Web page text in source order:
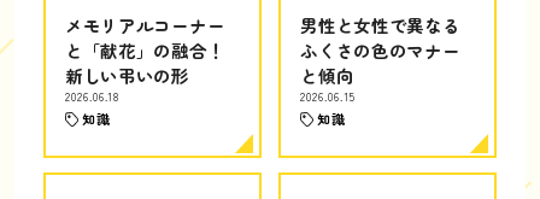
メモリアルコーナー
と「献花」の融合！
新しい弔いの形
2026.06.18
知識
男性と女性で異なる
ふくさの色のマナー
と傾向
2026.06.15
知識